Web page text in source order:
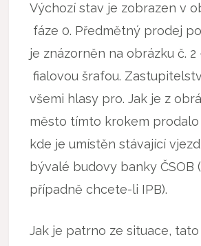
Výchozí stav je zobrazen v
fáze 0. Předmětný prodej
je znázorněn na obrázku č. 2
fialovou šrafou.
všemi hlasy pro. Jak je z
město tímto krokem prodalo
kde je umístěn stávající
bývalé budovy banky ČSOB
případně chcete-li IPB).
Jak je patrno ze situace,